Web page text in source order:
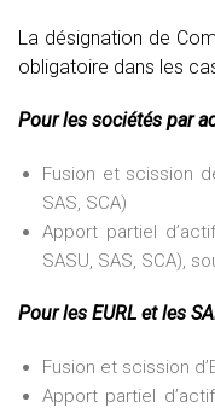
La désignation de
obligatoire dans les
Pour les sociétés par
Fusion et scission
SAS, SCA)
Apport partiel
SASU, SAS, SCA),
Pour les EURL et les
Fusion et scission
Apport partiel